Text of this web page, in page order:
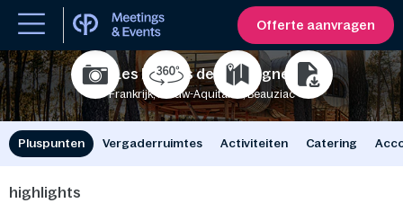
Offerte aanvragen
Les Landes de Gascogne
Frankrijk, Nieuw-Aquitanië, Beauziac
Pluspunten Vergaderruimtes Activiteiten Catering
highlights